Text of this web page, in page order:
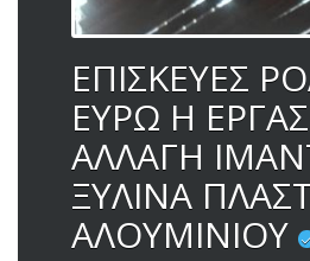
ΕΠΙΣΚΕΥΕΣ
ΕΥΡΩ Η
ΑΛΛΑΓΗ
ΞΥΛΙΝΑ
ΑΛΟΥΜΙΝΙΟΥ